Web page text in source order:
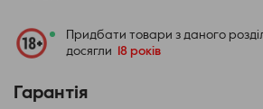
для ее выполнения в комплект
ершик.
Придбати товари з даного
досягли
18 років
Гарантія